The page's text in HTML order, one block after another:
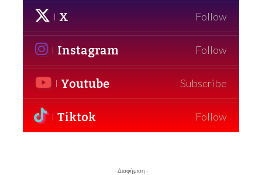
X Follow
Instagram Follow
Youtube Subscribe
Tiktok Follow
- Διαφήμιση -